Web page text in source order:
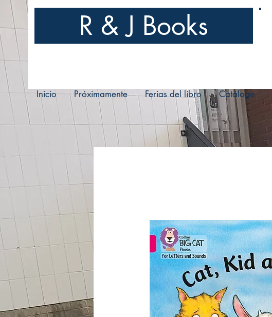
R & J Books
Inicio Próximamente Ferias del libro Catálogo